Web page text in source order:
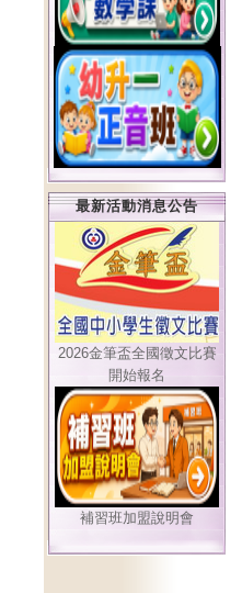
最新活動消息公告
2026金筆盃全國徵文比賽
開始報名
補習班加盟說明會